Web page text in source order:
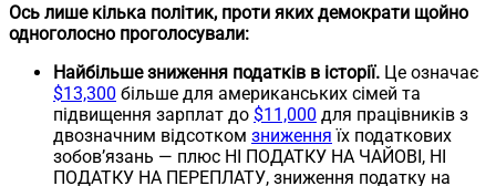
Ось лише кілька політик, проти яких демократи щойно
одноголосно проголосували:
Найбільше зниження податків в історії. Це означає
$13,300 більше для американських сімей та
підвищення зарплат до $11,000 для працівників з
двозначним відсотком зниження їх податкових
зобов’язань — плюс НІ ПОДАТКУ НА ЧАЙОВІ, НІ
ПОДАТКУ НА ПЕРЕПЛАТУ, зниження податку на